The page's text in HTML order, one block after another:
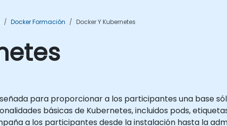
Docker Formación Docker Y Kubernetes
para proporcionar a los participantes una base
básicas de Kubernetes, incluidos pods,
a los participantes desde la instalación hasta la